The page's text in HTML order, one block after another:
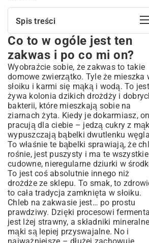
Spis treści
Co to w ogóle jest ten zakwas i po co
on?
Zanim zaczniemy – mały niezbędnik
Składniki, bez których nie ruszymy
Sprzęt kuchenny, czyli co się przyda
Nasza wspólna podróż: Dzień po dniu
nowym zakwasem
Dzień 1: Wielki start
Dzień 2: Cierpliwość to cnota
Dzień 3: Pierwsze karmienie
Dni 4-7: Wchodzimy w rutynę
Jak dbać o zakwas, żeby nas nie
Coś poszło nie tak? Bez paniki, zaraz
naprawimy
Wielki dzień – pieczemy pierwszy
To dopiero początek Twojej przygody
Co to w ogóle jest ten
zakwas i po co mi on?
Wyobraźcie sobie, że zakwas to takie
domowe zwierzątko. Tyle że mieszka
słoiku i karmi się mąką i wodą. To jest
żywa kolonia dzikich drożdży i
bakterii, które mieszkają sobie na
ziarnach żyta. Kiedy je dokarmiasz,
pracują dla ciebie – jedzą cukry z
wypuszczają bąbelki dwutlenku
To właśnie te bąbelki sprawiają, że
rośnie, jest puszysty i ma te wszystkie
cudowne, nieregularne dziurki w
To jest coś absolutnie innego niż
drożdże ze sklepu. To smak, to
to cała tradycja zamknięta w słoiku.
Chleb na zakwasie jest… po prostu
prawdziwy. Dzięki procesowi
jest lżej strawny, a składniki
mąki są lepiej przyswajalne. No i